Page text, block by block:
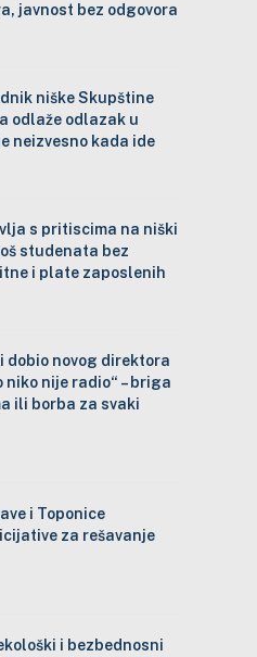
javnost bez odgovora
niške Skupštine
odlaže odlazak u
neizvesno kada ide
s pritiscima na niški
studenata bez
i plate zaposlenih
dobio novog direktora
niko nije radio“ – briga
ili borba za svaki
i Toponice
za rešavanje
i bezbednosni